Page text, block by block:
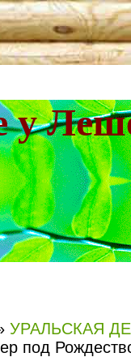
у
УРАЛЬСКАЯ
под